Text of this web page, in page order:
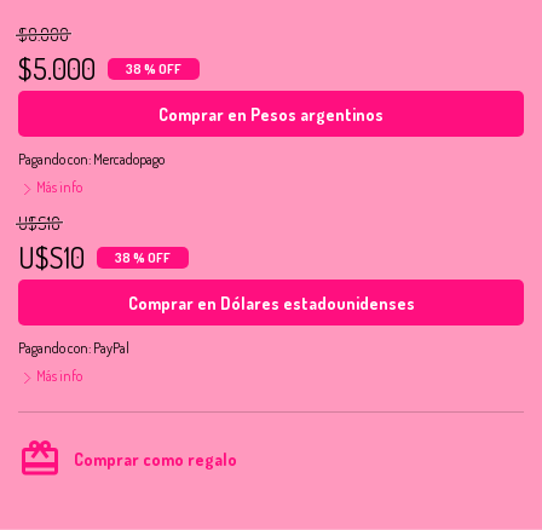
$8.000
$5.000 38 % OFF
Comprar en Pesos argentinos
Pagando con: Mercadopago
Más info
U$S16
U$S10 38 % OFF
Comprar en Dólares estadounidenses
Pagando con: PayPal
Más info
card_giftcard Comprar como regalo